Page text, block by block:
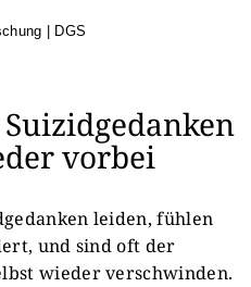
| DGS
vorbei
leiden, fühlen
und sind oft der
wieder verschwinden.